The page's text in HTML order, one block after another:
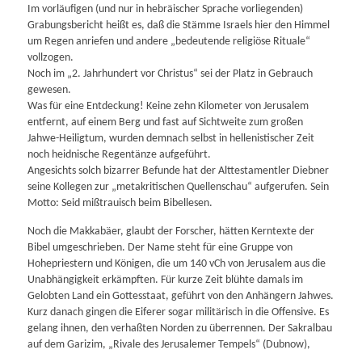
Im vorläufigen (und nur in hebräischer Sprache vorliegenden)
Grabungsbericht heißt es, daß die Stämme Israels hier den Himmel
um Regen anriefen und andere „bedeutende religiöse Rituale“
vollzogen.
Noch im „2. Jahrhundert vor Christus“ sei der Platz in Gebrauch
gewesen.
Was für eine Entdeckung! Keine zehn Kilometer von Jerusalem
entfernt, auf einem Berg und fast auf Sichtweite zum großen
Jahwe-Heiligtum, wurden demnach selbst in hellenistischer Zeit
noch heidnische Regentänze aufgeführt.
Angesichts solch bizarrer Befunde hat der Alttestamentler Diebner
seine Kollegen zur „metakritischen Quellenschau“ aufgerufen. Sein
Motto: Seid mißtrauisch beim Bibellesen.
Noch die Makkabäer, glaubt der Forscher, hätten Kerntexte der
Bibel umgeschrieben. Der Name steht für eine Gruppe von
Hohepriestern und Königen, die um 140 vCh von Jerusalem aus die
Unabhängigkeit erkämpften. Für kurze Zeit blühte damals im
Gelobten Land ein Gottesstaat, geführt von den Anhängern Jahwes.
Kurz danach gingen die Eiferer sogar militärisch in die Offensive. Es
gelang ihnen, den verhaßten Norden zu überrennen. Der Sakralbau
auf dem Garizim, „Rivale des Jerusalemer Tempels“ (Dubnow),